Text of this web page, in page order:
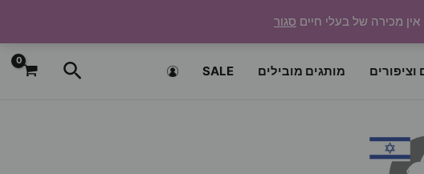
אין מכירה של בעלי חיים סגור
וציפורים מותגים מובילים SALE חיפוש